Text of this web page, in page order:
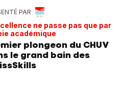
PAR
ne passe pas que par
académique
plongeon du CHUV
le grand bain des